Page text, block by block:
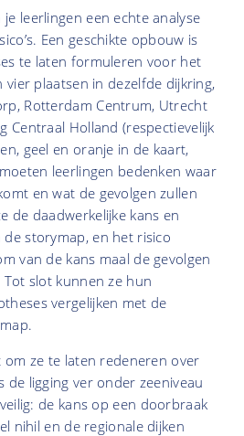
leerlingen een echte analyse
Een geschikte opbouw is
te laten formuleren voor het
plaatsen in dezelfde dijkring,
Rotterdam Centrum, Utrecht
Centraal Holland (respectievelijk
geel en oranje in de kaart,
leerlingen bedenken waar
en wat de gevolgen zullen
de daadwerkelijke kans en
storymap, en het risico
van de kans maal de gevolgen
slot kunnen ze hun
vergelijken met de
ze te laten redeneren over
de ligging ver onder zeeniveau
de kans op een doorbraak
nihil en de regionale dijken